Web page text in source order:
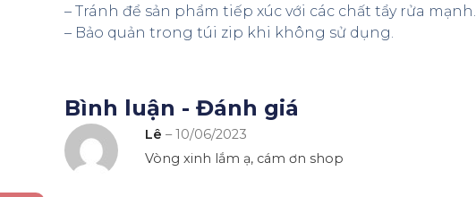
– Tránh để sản phẩm tiếp xúc với các chất tẩy rửa mạnh.
– Bảo quản trong túi zip khi không sử dụng.
Bình luận - Đánh giá
Lê – 10/06/2023
Vòng xinh lắm ạ, cám ơn shop